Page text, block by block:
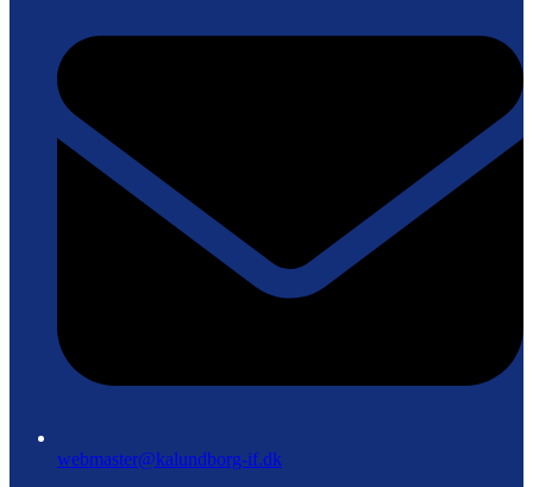
webmaster@kalundborg-if.dk